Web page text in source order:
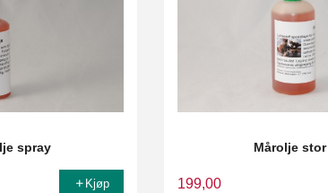
spray
Kjøp
Mårolje stor
199,00